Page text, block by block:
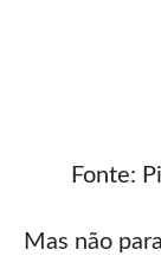
Fonte:
Mas não